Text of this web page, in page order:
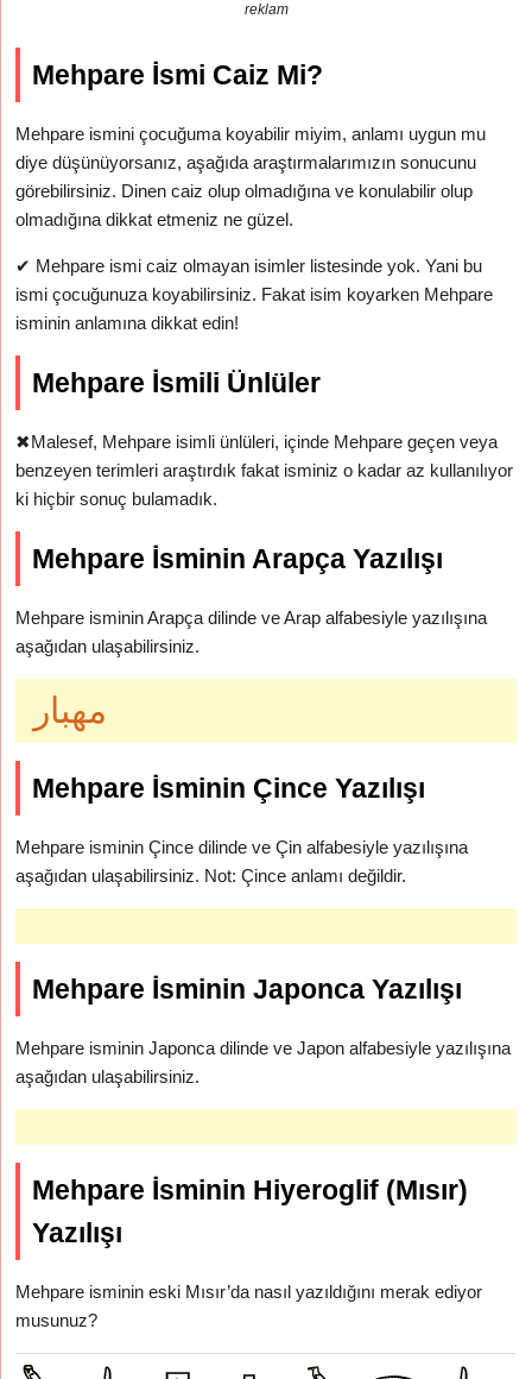
reklam
Mehpare İsmi Caiz Mi?
Mehpare ismini çocuğuma koyabilir miyim, anlamı uygun mu
diye düşünüyorsanız, aşağıda araştırmalarımızın sonucunu
görebilirsiniz. Dinen caiz olup olmadığına ve konulabilir olup
olmadığına dikkat etmeniz ne güzel.
✔ Mehpare ismi caiz olmayan isimler listesinde yok. Yani bu
ismi çocuğunuza koyabilirsiniz. Fakat isim koyarken Mehpare
isminin anlamına dikkat edin!
Mehpare İsmili Ünlüler
✖Malesef, Mehpare isimli ünlüleri, içinde Mehpare geçen veya
benzeyen terimleri araştırdık fakat isminiz o kadar az kullanılıyor
ki hiçbir sonuç bulamadık.
Mehpare İsminin Arapça Yazılışı
Mehpare isminin Arapça dilinde ve Arap alfabesiyle yazılışına
aşağıdan ulaşabilirsiniz.
مهبار
Mehpare İsminin Çince Yazılışı
Mehpare isminin Çince dilinde ve Çin alfabesiyle yazılışına
aşağıdan ulaşabilirsiniz. Not: Çince anlamı değildir.
Mehpare İsminin Japonca Yazılışı
Mehpare isminin Japonca dilinde ve Japon alfabesiyle yazılışına
aşağıdan ulaşabilirsiniz.
Mehpare İsminin Hiyeroglif (Mısır)
Yazılışı
Mehpare isminin eski Mısır’da nasıl yazıldığını merak ediyor
musunuz?